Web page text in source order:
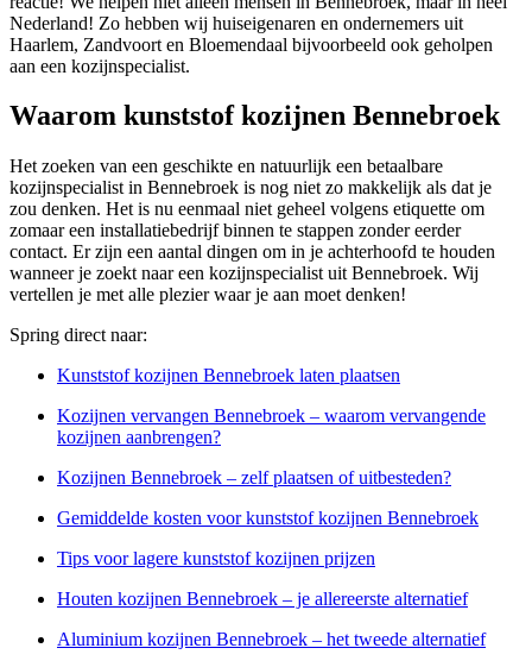
Nederland! Zo hebben wij huiseigenaren en ondernemers uit
Haarlem, Zandvoort en Bloemendaal bijvoorbeeld ook geholpen
aan een kozijnspecialist.
Waarom kunststof kozijnen Bennebroek
Het zoeken van een geschikte en natuurlijk een betaalbare
kozijnspecialist in Bennebroek is nog niet zo makkelijk als dat je
zou denken. Het is nu eenmaal niet geheel volgens etiquette om
zomaar een installatiebedrijf binnen te stappen zonder eerder
contact. Er zijn een aantal dingen om in je achterhoofd te houden
wanneer je zoekt naar een kozijnspecialist uit Bennebroek. Wij
vertellen je met alle plezier waar je aan moet denken!
Spring direct naar:
Kunststof kozijnen Bennebroek laten plaatsen
Kozijnen vervangen Bennebroek – waarom vervangende
kozijnen aanbrengen?
Kozijnen Bennebroek – zelf plaatsen of uitbesteden?
Gemiddelde kosten voor kunststof kozijnen Bennebroek
Tips voor lagere kunststof kozijnen prijzen
Houten kozijnen Bennebroek – je allereerste alternatief
Aluminium kozijnen Bennebroek – het tweede alternatief